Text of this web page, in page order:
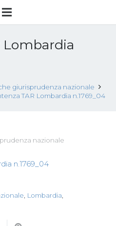
Lombardia
giurisprudenza nazionale
TAR Lombardia n.1769_04
nazionale
n.1769_04
Lombardia